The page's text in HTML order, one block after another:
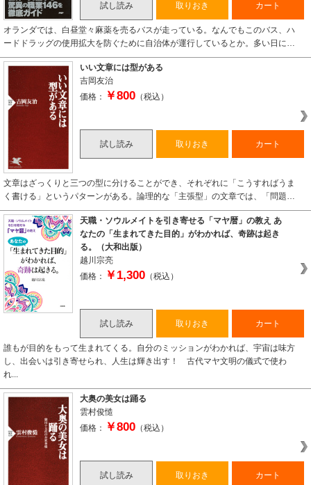
試し読み 取りおき カート
オランダでは、白昼堂々麻薬を売るバスが走っている。なんでもこのバス、ハ
ードドラッグの使用拡大を防ぐために自治体が運行しているとか。多い日に…
いい文章には型がある
吉岡友治
価格：
￥800 （税込）
試し読み 取りおき カート
文章はざっくりと三つの型に分けることができ、それぞれに「こうすればうま
く書ける」というパターンがある。論理的な「主張型」の文章では、「問題…
天職・ソウルメイトを引き寄せる「マヤ暦」の教え あ
なたの「生まれてきた目的」がわかれば、奇跡は起き
る。（大和出版）
越川宗亮
価格：
￥1,300 （税込）
試し読み 取りおき カート
誰もが目的をもって生まれてくる。自分のミッションがわかれば、宇宙は味方
し、出会いは引き寄せられ、人生は輝き出す！ 古代マヤ文明の儀式で使わ
れ...
大奥の美女は踊る
雲村俊慥
価格：
￥800 （税込）
試し読み 取りおき カート